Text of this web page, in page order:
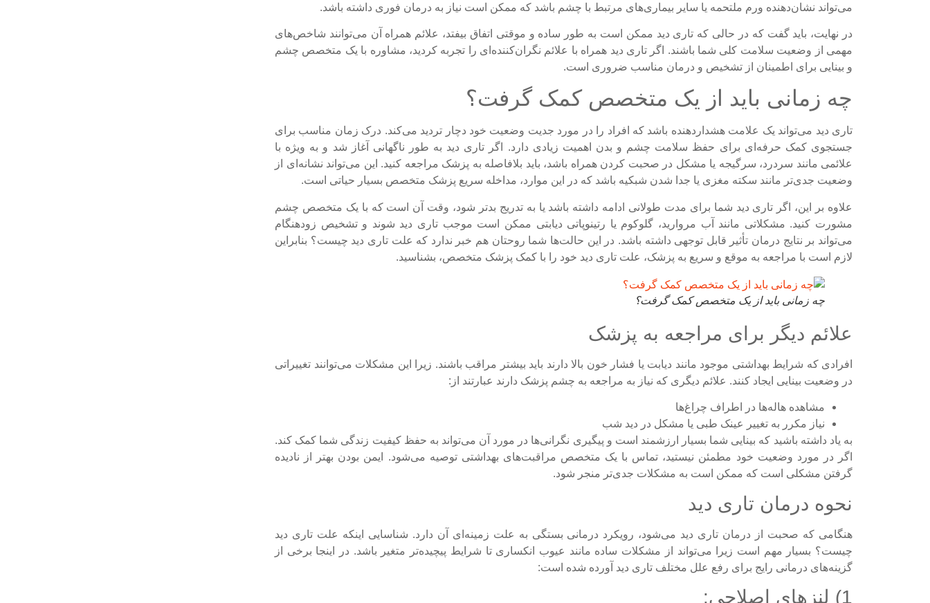
می‌تواند نشان‌دهنده ورم ملتحمه یا سایر بیماری‌های مرتبط با چشم باشد که ممکن است نیاز به درمان فوری داشته باشد.
در نهایت، باید گفت که در حالی که تاری دید ممکن است به طور ساده و موقتی اتفاق بیفتد، علائم همراه آن می‌توانند شاخص‌های
مهمی از وضعیت سلامت کلی شما باشند. اگر تاری دید همراه با علائم نگران‌کننده‌ای را تجربه کردید، مشاوره با یک متخصص چشم
و بینایی برای اطمینان از تشخیص و درمان مناسب ضروری است.
چه زمانی باید از یک متخصص کمک گرفت؟
تاری دید می‌تواند یک علامت هشداردهنده باشد که افراد را در مورد جدیت وضعیت خود دچار تردید می‌کند. درک زمان مناسب برای
جستجوی کمک حرفه‌ای برای حفظ سلامت چشم و بدن اهمیت زیادی دارد. اگر تاری دید به طور ناگهانی آغاز شد و به ویژه با
علائمی مانند سردرد، سرگیجه یا مشکل در صحبت کردن همراه باشد، باید بلافاصله به پزشک مراجعه کنید. این می‌تواند نشانه‌ای از
وضعیت جدی‌تر مانند سکته مغزی یا جدا شدن شبکیه باشد که در این موارد، مداخله سریع پزشک متخصص بسیار حیاتی است.
علاوه بر این، اگر تاری دید شما برای مدت طولانی ادامه داشته باشد یا به تدریج بدتر شود، وقت آن است که با یک متخصص چشم
مشورت کنید. مشکلاتی مانند آب مروارید، گلوکوم یا رتینوپاتی دیابتی ممکن است موجب تاری دید شوند و تشخیص زودهنگام
می‌تواند بر نتایج درمان تأثیر قابل توجهی داشته باشد. در این حالت‌ها شما روحتان هم خبر ندارد که علت تاری دید چیست؟ بنابراین
لازم است با مراجعه به موقع و سریع به پزشک، علت تاری دید خود را با کمک پزشک متخصص، بشناسید.
چه زمانی باید از یک متخصص کمک گرفت؟
علائم دیگر برای مراجعه به پزشک
افرادی که شرایط بهداشتی موجود مانند دیابت یا فشار خون بالا دارند باید بیشتر مراقب باشند. زیرا این مشکلات می‌توانند تغییراتی
در وضعیت بینایی ایجاد کنند. علائم دیگری که نیاز به مراجعه به چشم پزشک دارند عبارتند از:
مشاهده هاله‌ها در اطراف چراغ‌ها
نیاز مکرر به تغییر عینک طبی یا مشکل در دید شب
به یاد داشته باشید که بینایی شما بسیار ارزشمند است و پیگیری نگرانی‌ها در مورد آن می‌تواند به حفظ کیفیت زندگی شما کمک کند.
اگر در مورد وضعیت خود مطمئن نیستید، تماس با یک متخصص مراقبت‌های بهداشتی توصیه می‌شود. ایمن بودن بهتر از نادیده
گرفتن مشکلی است که ممکن است به مشکلات جدی‌تر منجر شود.
نحوه درمان تاری دید
هنگامی که صحبت از درمان تاری دید می‌شود، رویکرد درمانی بستگی به علت زمینه‌ای آن دارد. شناسایی اینکه علت تاری دید
چیست؟ بسیار مهم است زیرا می‌تواند از مشکلات ساده مانند عیوب انکساری تا شرایط پیچیده‌تر متغیر باشد. در اینجا برخی از
گزینه‌های درمانی رایج برای رفع علل مختلف تاری دید آورده شده است:
1) لنزهای اصلاحی: